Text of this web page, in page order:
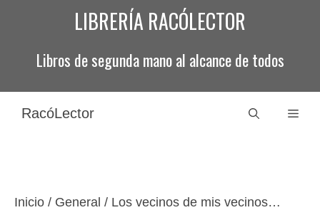
LIBRERÍA RACÓLECTOR
Libros de segunda mano al alcance de todos
RacóLector
Inicio / General / Los vecinos de mis vecinos…